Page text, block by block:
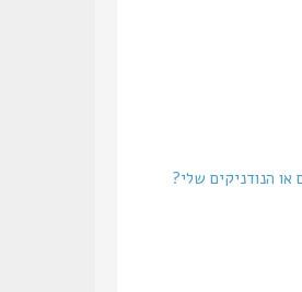
הנודניקים שלי?